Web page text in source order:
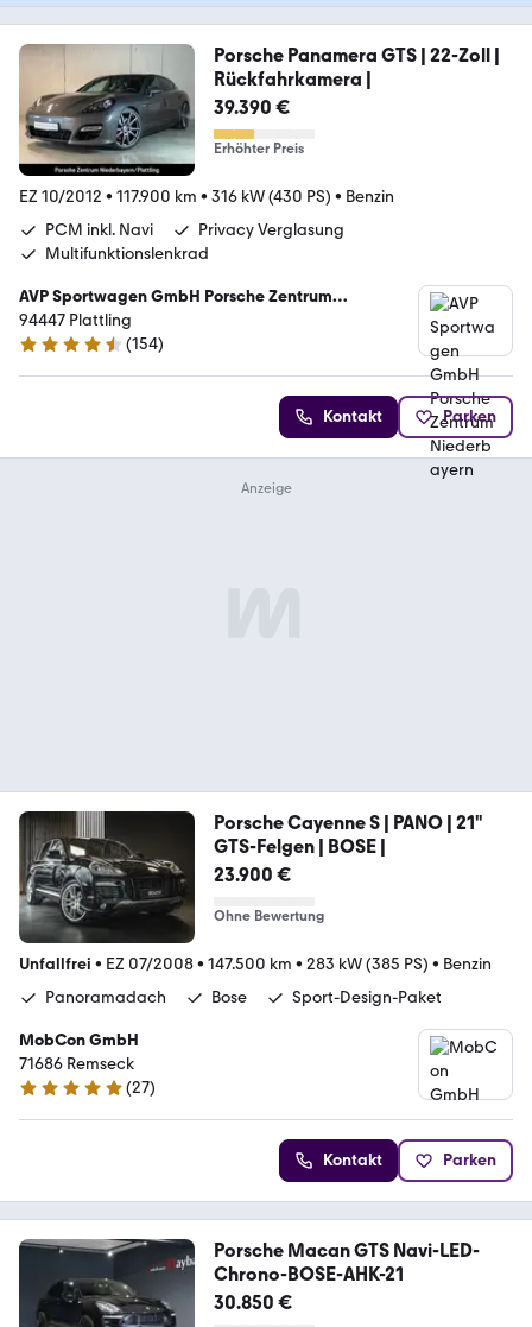
Porsche Panamera GTS | 22-Zoll |
Rückfahrkamera |
39.390 €
Erhöhter Preis
EZ 10/2012 • 117.900 km • 316 kW (430 PS) • Benzin
PCM inkl. Navi
Privacy Verglasung
Multifunktionslenkrad
AVP Sportwagen GmbH Porsche Zentrum
Niederbayern
94447 Plattling
4.7 Sterne
(154)
Kontakt Parken
Porsche Cayenne S | PANO | 21"
GTS-Felgen | BOSE |
23.900 €
Ohne Bewertung
Unfallfrei • EZ 07/2008• 147.500 km • 283 kW (385 PS) • Benzin
Panoramadach
Bose Sport-Design-Paket
MobCon GmbH
71686 Remseck
5 Sterne
(27)
Kontakt Parken
Porsche Macan GTS Navi-LED-
Chrono-BOSE-AHK-21
30.850 €